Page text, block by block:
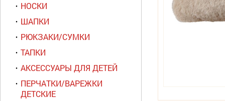
НОСКИ
ШАПКИ
РЮКЗАКИ/СУМКИ
ТАПКИ
АКСЕССУАРЫ ДЛЯ ДЕТЕЙ
ПЕРЧАТКИ/ВАРЕЖКИ
ДЕТСКИЕ